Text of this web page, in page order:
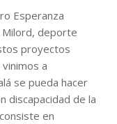
Esperanza
deporte
proyectos
a
se pueda hacer
discapacidad de la
en